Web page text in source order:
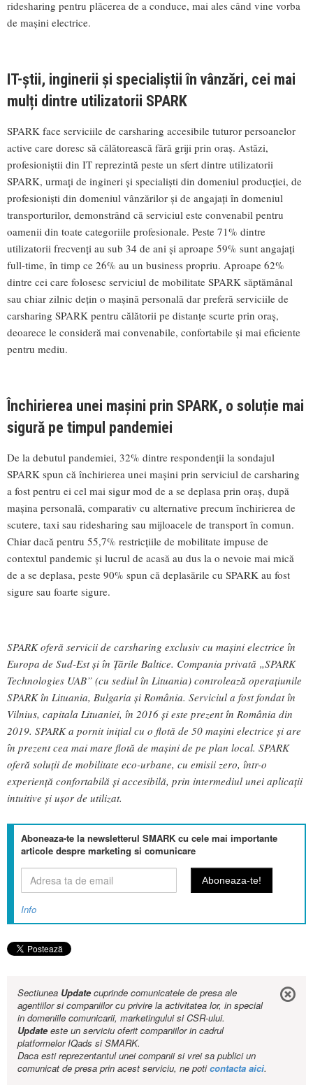
ridesharing pentru plăcerea de a conduce, mai ales când vine vorba
de mașini electrice.
IT-știi, inginerii și specialiștii în vânzări, cei mai
mulți dintre utilizatorii SPARK
SPARK face serviciile de carsharing accesibile tuturor persoanelor
active care doresc să călătorească fără griji prin oraș. Astăzi,
profesioniștii din IT reprezintă peste un sfert dintre utilizatorii
SPARK, urmați de ingineri și specialiști din domeniul producției, de
profesioniști din domeniul vânzărilor și de angajați în domeniul
transporturilor, demonstrând că serviciul este convenabil pentru
oamenii din toate categoriile profesionale. Peste 71% dintre
utilizatorii frecvenți au sub 34 de ani și aproape 59% sunt angajați
full-time, în timp ce 26% au un business propriu. Aproape 62%
dintre cei care folosesc serviciul de mobilitate SPARK săptămânal
sau chiar zilnic dețin o mașină personală dar preferă serviciile de
carsharing SPARK pentru călătorii pe distanțe scurte prin oraș,
deoarece le consideră mai convenabile, confortabile și mai eficiente
pentru mediu.
Închirierea unei mașini prin SPARK, o soluție mai
sigură pe timpul pandemiei
De la debutul pandemiei, 32% dintre respondenții la sondajul
SPARK spun că închirierea unei mașini prin serviciul de carsharing
a fost pentru ei cel mai sigur mod de a se deplasa prin oraș, după
mașina personală, comparativ cu alternative precum închirierea de
scutere, taxi sau ridesharing sau mijloacele de transport în comun.
Chiar dacă pentru 55,7% restricțiile de mobilitate impuse de
contextul pandemic și lucrul de acasă au dus la o nevoie mai mică
de a se deplasa, peste 90% spun că deplasările cu SPARK au fost
sigure sau foarte sigure.
SPARK oferă servicii de carsharing exclusiv cu mașini electrice în
Europa de Sud-Est și în Țările Baltice. Compania privată „SPARK
Technologies UAB” (cu sediul în Lituania) controlează operațiunile
SPARK în Lituania, Bulgaria și România. Serviciul a fost fondat în
Vilnius, capitala Lituaniei, în 2016 și este prezent în România din
2019. SPARK a pornit inițial cu o flotă de 50 mașini electrice și are
în prezent cea mai mare flotă de mașini de pe plan local. SPARK
oferă soluții de mobilitate eco-urbane, cu emisii zero, într-o
experiență confortabilă și accesibilă, prin intermediul unei aplicații
intuitive și ușor de utilizat.
Aboneaza-te la newsletterul SMARK cu cele mai importante
articole despre marketing si comunicare
Info
Sectiunea Updatecuprinde comunicatele de presa ale
agentiilor si companiilor cu privire la activitatea lor, in special
in domeniile comunicarii, marketingului si CSR-ului.
Updateeste un serviciu oferit companiilor in cadrul
platformelor IQads si SMARK.
Daca esti reprezentantul unei companii si vrei sa publici un
comunicat de presa prin acest serviciu, ne poticontacta aici.